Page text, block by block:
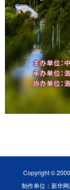
Copyright ©
制作单位：新华